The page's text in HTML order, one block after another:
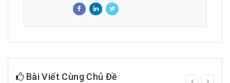
Bài Viết Cùng Chủ Đề
prev